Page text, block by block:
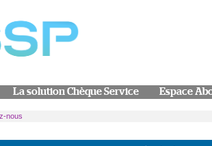
La solution Chèque Service Espace
nous